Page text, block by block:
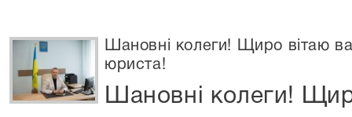
Шановні колеги! Щиро вітаю
юриста!
Шановні колеги!